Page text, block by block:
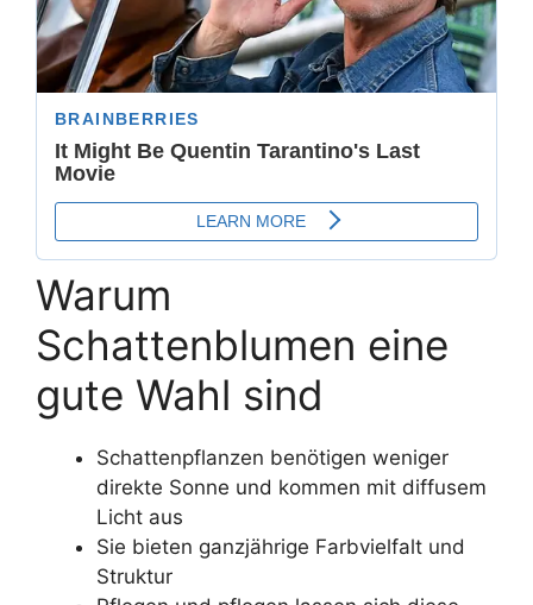
Warum
Schattenblumen eine
gute Wahl sind
Schattenpflanzen benötigen weniger
direkte Sonne und kommen mit diffusem
Licht aus
Sie bieten ganzjährige Farbvielfalt und
Struktur